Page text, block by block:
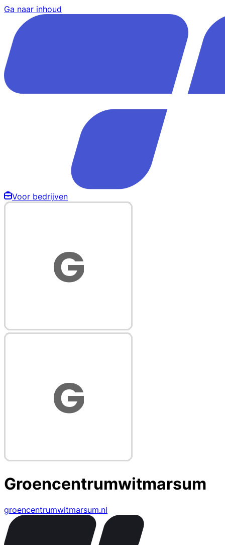
Ga naar inhoud
Voor bedrijven
Groencentrumwitmarsum
groencentrumwitmarsum.nl